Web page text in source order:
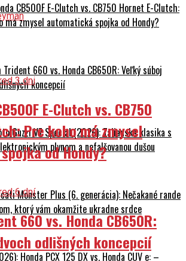
CB500F E-Clutch vs. CB750 Hornet E-Clutch:
má zmysel automatická spojka od Hondy?
Trident 660 vs. Honda CB650R: Veľký súboj
koncepcií
Guzzi V7 Special (2026): Talianska klasika s
plynom a nefalšovanou dušou
Monster Plus (6. generácia): Nečakané rande
ktorý vám okamžite ukradne srdce
Honda PCX 125 DX vs. Honda CUV e: –
3 dni
E-Clutch vs. CB750
Pre koho má zmysel
od Hondy?
6 dní
660 vs. Honda CB650R:
odlišných koncepcií